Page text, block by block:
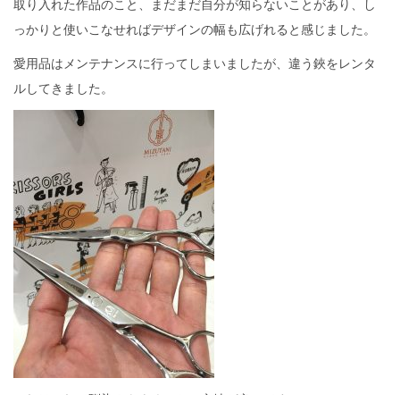
取り入れた作品のこと、まだまだ自分が知らないことがあり、し
っかりと使いこなせればデザインの幅も広げれると感じました。
愛用品はメンテナンスに行ってしまいましたが、違う鋏をレンタ
ルしてきました。